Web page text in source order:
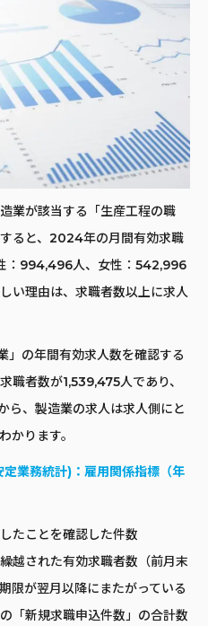
業が該当する「生産工程の職
ると、2024年の月間有効求職
：994,496人、女性：542,996
い理由は、求職者数以上に求人
の年間有効求人数を確認する
者数が1,539,475人であり、
ら、製造業の求人は求人側にと
かります。
業務統計)：雇用関係指標（年
たことを確認した件数
越された有効求職者数（前月末
限が翌月以降にまたがっている
「新規求職申込件数」の合計数